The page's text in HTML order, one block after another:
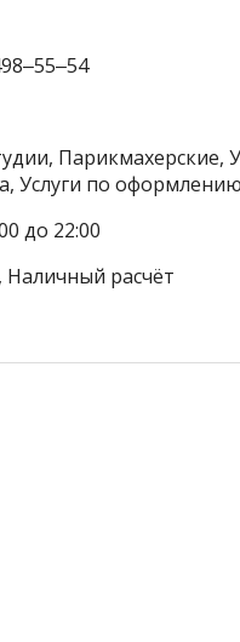
Парикмахерские,
Услуги по
до 22:00
расчёт